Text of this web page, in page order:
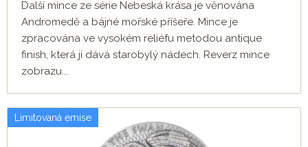
Další mince ze série Nebeská krása je věnována
Andromedě a bájné mořské příšeře. Mince je
zpracována ve vysokém reliéfu metodou antique
finish, která jí dává starobylý nádech. Reverz mince
zobrazu...
Limitovaná emise